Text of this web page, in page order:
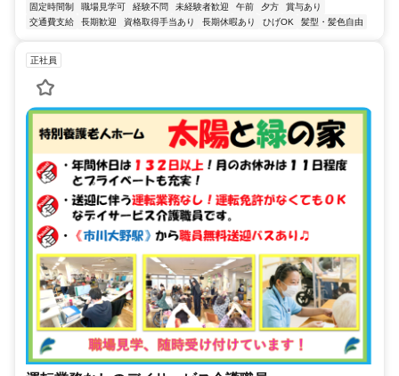
固定時間制
職場見学可 経験不問 未経験者歓迎 午前 夕方
賞与あり
交通費支給
長期歓迎 資格取得手当あり 長期休暇あり ひげOK 髪型・髪色自由
正社員